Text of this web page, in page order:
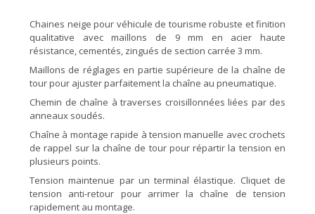
Chaines neige pour véhicule de tourisme robuste et finition
qualitative avec maillons de 9 mm en acier haute
résistance, cementés, zingués de section carrée 3 mm.
Maillons de réglages en partie supérieure de la chaîne de
tour pour ajuster parfaitement la chaîne au pneumatique.
Chemin de chaîne à traverses croisillonnées liées par des
anneaux soudés.
Chaîne à montage rapide à tension manuelle avec crochets
de rappel sur la chaîne de tour pour répartir la tension en
plusieurs points.
Tension maintenue par un terminal élastique. Cliquet de
tension anti-retour pour arrimer la chaîne de tension
rapidement au montage.